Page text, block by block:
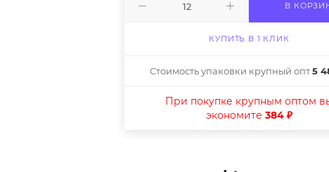
В
КУПИТЬ В 1 КЛИК
Стоимость упаковки крупный опт5
При покупке крупным оптом
экономите 384 ₽